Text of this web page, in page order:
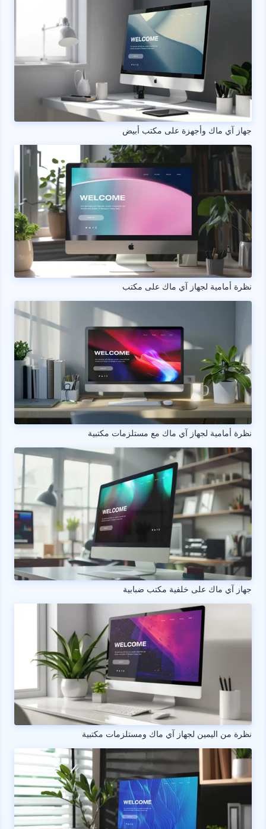
جهاز آي ماك وأجهزة على مكتب أبيض
نظرة أمامية لجهاز آي ماك على مكتب
نظرة أمامية لجهاز آي ماك مع مستلزمات مكتبية
جهاز آي ماك على خلفية مكتب ضبابية
نظرة من اليمين لجهاز آي ماك ومستلزمات مكتبية